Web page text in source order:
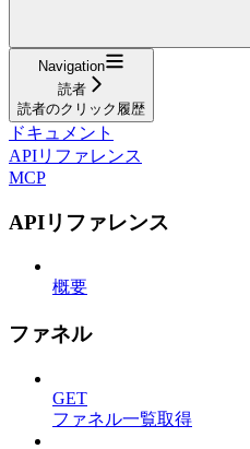
Navigation
読者
読者のクリック履歴
ドキュメント
APIリファレンス
MCP
APIリファレンス
概要
ファネル
GET
ファネル一覧取得